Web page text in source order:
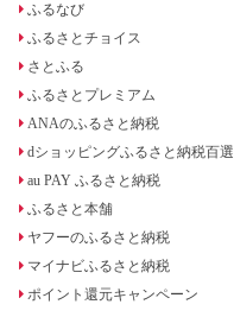
ふるなび
ふるさとチョイス
さとふる
ふるさとプレミアム
ANAのふるさと納税
dショッピングふるさと納税百選
au PAY ふるさと納税
ふるさと本舗
ヤフーのふるさと納税
マイナビふるさと納税
ポイント還元キャンペーン